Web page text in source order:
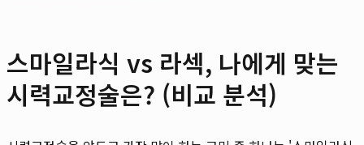
스마일라식 vs 라섹, 나에게 맞는
시력교정술은? (비교 분석)